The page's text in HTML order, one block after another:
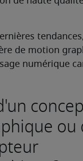
de motion
numérique
ou